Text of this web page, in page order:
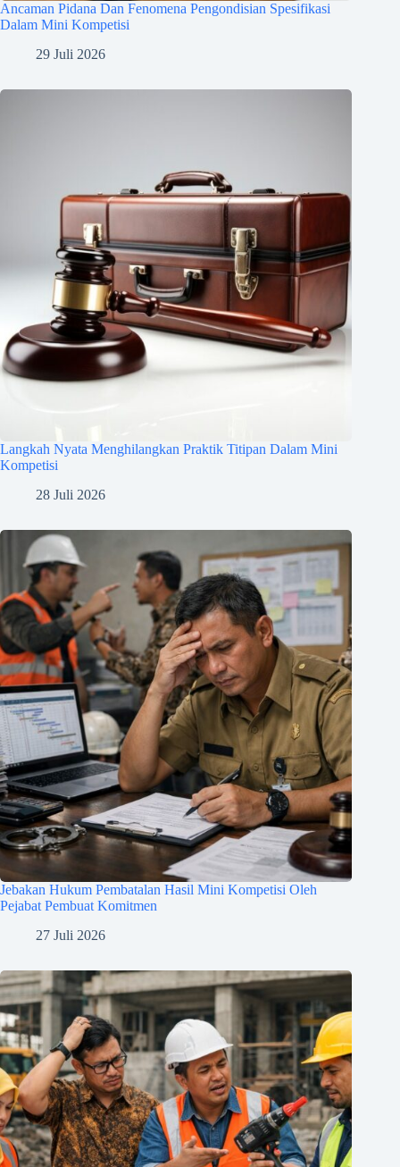
Ancaman Pidana Dan Fenomena Pengondisian Spesifikasi
Dalam Mini Kompetisi
29 Juli 2026
Langkah Nyata Menghilangkan Praktik Titipan Dalam Mini
Kompetisi
28 Juli 2026
Jebakan Hukum Pembatalan Hasil Mini Kompetisi Oleh
Pejabat Pembuat Komitmen
27 Juli 2026